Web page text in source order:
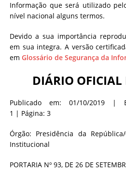
Informação que será utilizado
nível nacional alguns termos.
Devido a sua importância
em sua integra. A versão
em Glossário de Segurança da
DIÁRIO
Publicado em: 01/10/2019 |
1 | Página: 3
Órgão: Presidência da
Institucional
PORTARIA Nº 93, DE 26 DE